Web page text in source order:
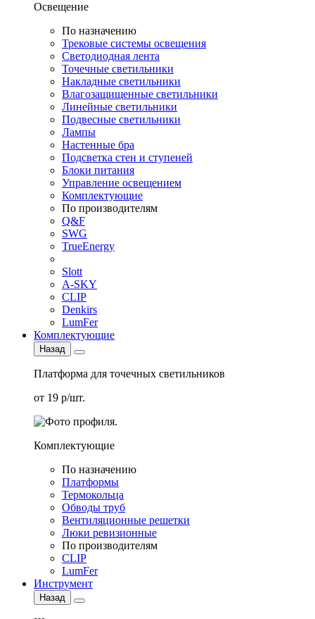
Освещение
По назначению
Трековые системы освещения
Светодиодная лента
Точечные светильники
Накладные светильники
Влагозащищенные светильники
Линейные светильники
Подвесные светильники
Лампы
Настенные бра
Подсветка стен и ступеней
Блоки питания
Управление освещением
Комплектующие
По производителям
Q&F
SWG
TrueEnergy
Slott
A-SKY
CLIP
Denkirs
LumFer
Комплектующие
Назад
Платформа для точечных светильников
от 19 р/шт.
Комплектующие
По назначению
Платформы
Термокольца
Обводы труб
Вентиляционные решетки
Люки ревизионные
По производителям
CLIP
LumFer
Инструмент
Назад